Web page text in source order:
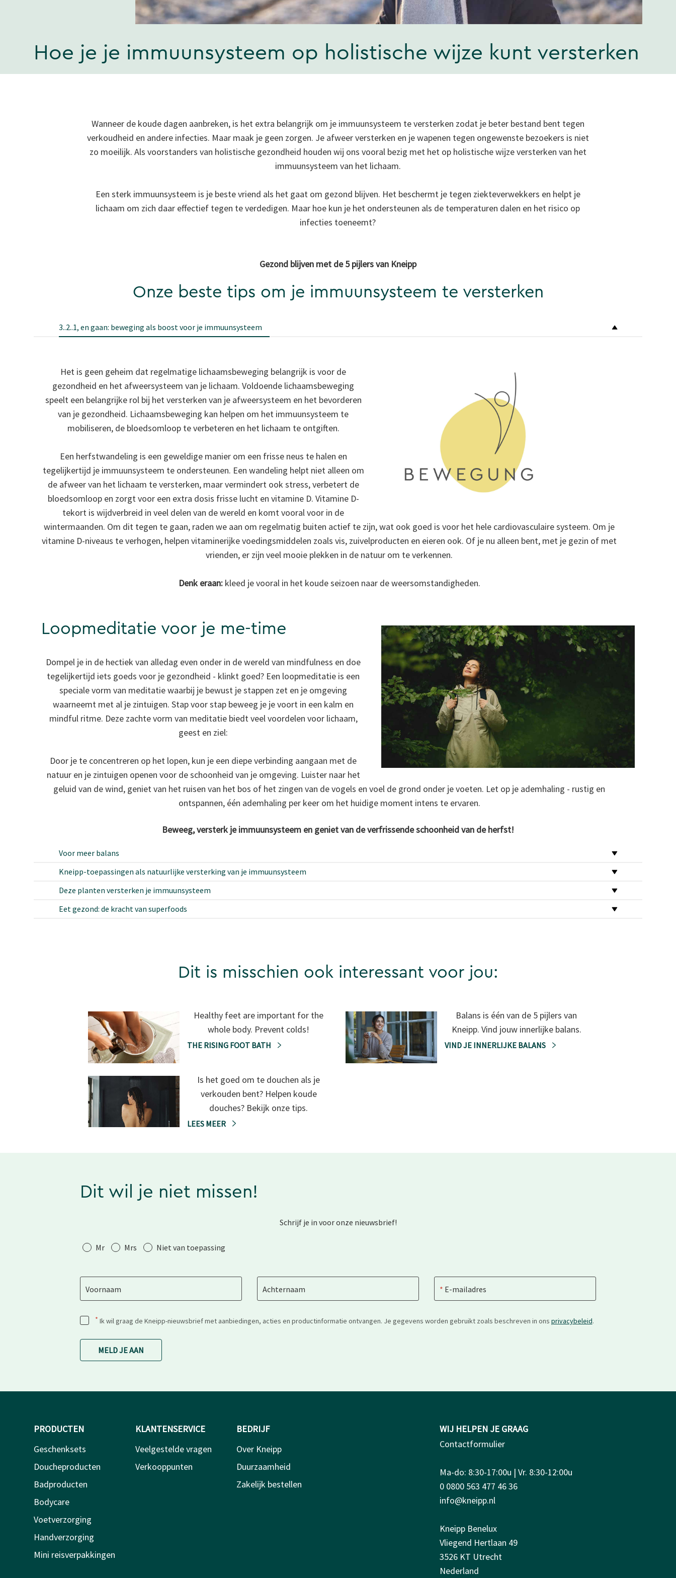
Hoe je je immuunsysteem op holistische wijze kunt versterken
Wanneer de koude dagen aanbreken, is het extra belangrijk om je immuunsysteem te versterken zodat je beter bestand bent tegen
verkoudheid en andere infecties. Maar maak je geen zorgen. Je afweer versterken en je wapenen tegen ongewenste bezoekers is niet
zo moeilijk. Als voorstanders van holistische gezondheid houden wij ons vooral bezig met het op holistische wijze versterken van het
immuunsysteem van het lichaam.
Een sterk immuunsysteem is je beste vriend als het gaat om gezond blijven. Het beschermt je tegen ziekteverwekkers en helpt je
lichaam om zich daar effectief tegen te verdedigen. Maar hoe kun je het ondersteunen als de temperaturen dalen en het risico op
infecties toeneemt?
Gezond blijven met de 5 pijlers van Kneipp
Onze beste tips om je immuunsysteem te versterken
3..2..1, en gaan: beweging als boost voor je immuunsysteem
Het is geen geheim dat regelmatige lichaamsbeweging belangrijk is voor de
gezondheid en het afweersysteem van je lichaam. Voldoende lichaamsbeweging
speelt een belangrijke rol bij het versterken van je afweersysteem en het bevorderen
van je gezondheid. Lichaamsbeweging kan helpen om het immuunsysteem te
mobiliseren, de bloedsomloop te verbeteren en het lichaam te ontgiften.
Een herfstwandeling is een geweldige manier om een frisse neus te halen en
tegelijkertijd je immuunsysteem te ondersteunen. Een wandeling helpt niet alleen om
de afweer van het lichaam te versterken, maar vermindert ook stress, verbetert de
bloedsomloop en zorgt voor een extra dosis frisse lucht en vitamine D. Vitamine D-
tekort is wijdverbreid in veel delen van de wereld en komt vooral voor in de
wintermaanden. Om dit tegen te gaan, raden we aan om regelmatig buiten actief te zijn, wat ook goed is voor het hele cardiovasculaire systeem. Om je
vitamine D-niveaus te verhogen, helpen vitaminerijke voedingsmiddelen zoals vis, zuivelproducten en eieren ook. Of je nu alleen bent, met je gezin of met
vrienden, er zijn veel mooie plekken in de natuur om te verkennen.
Denk eraan: kleed je vooral in het koude seizoen naar de weersomstandigheden.
Loopmeditatie voor je me-time
Dompel je in de hectiek van alledag even onder in de wereld van mindfulness en doe
tegelijkertijd iets goeds voor je gezondheid - klinkt goed? Een loopmeditatie is een
speciale vorm van meditatie waarbij je bewust je stappen zet en je omgeving
waarneemt met al je zintuigen. Stap voor stap beweeg je je voort in een kalm en
mindful ritme. Deze zachte vorm van meditatie biedt veel voordelen voor lichaam,
geest en ziel:
Door je te concentreren op het lopen, kun je een diepe verbinding aangaan met de
natuur en je zintuigen openen voor de schoonheid van je omgeving. Luister naar het
geluid van de wind, geniet van het ruisen van het bos of het zingen van de vogels en voel de grond onder je voeten. Let op je ademhaling - rustig en
ontspannen, één ademhaling per keer om het huidige moment intens te ervaren.
Beweeg, versterk je immuunsysteem en geniet van de verfrissende schoonheid van de herfst!
Voor meer balans
Kneipp-toepassingen als natuurlijke versterking van je immuunsysteem
Deze planten versterken je immuunsysteem
Eet gezond: de kracht van superfoods
Dit is misschien ook interessant voor jou:
Healthy feet are important for the
whole body. Prevent colds!
THE RISING FOOT BATH
Balans is één van de 5 pijlers van
Kneipp. Vind jouw innerlijke balans.
VIND JE INNERLIJKE BALANS
Is het goed om te douchen als je
verkouden bent? Helpen koude
douches? Bekijk onze tips.
LEES MEER
Dit wil je niet missen!
Schrijf je in voor onze nieuwsbrief!
Aanhef
Mr Mrs Niet van toepassing
Voornaam Achternaam E-mailadres
* Ik wil graag de Kneipp-nieuwsbrief met aanbiedingen, acties en productinformatie ontvangen. Je gegevens worden gebruikt zoals beschreven in ons privacybeleid.
MELD JE AAN
PRODUCTEN
Geschenksets
Doucheproducten
Badproducten
Bodycare
Voetverzorging
Handverzorging
Mini reisverpakkingen
KLANTENSERVICE
Veelgestelde vragen
Verkooppunten
BEDRIJF
Over Kneipp
Duurzaamheid
Zakelijk bestellen
WIJ HELPEN JE GRAAG
Contactformulier
Ma-do: 8:30-17:00u | Vr. 8:30-12:00u
0 0800 563 477 46 36
info@kneipp.nl
Kneipp Benelux
Vliegend Hertlaan 49
3526 KT Utrecht
Nederland